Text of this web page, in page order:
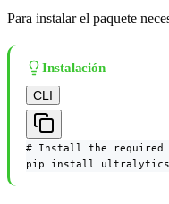
Para instalar el paquete
Instalación
CLI
# Install the required
pip install ultralytics